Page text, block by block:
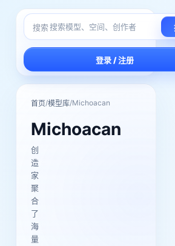
搜索
登录 / 注册
首页/模型库/Michoacan
Michoacan
创
造
家
聚
合
了
海
量